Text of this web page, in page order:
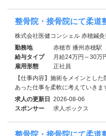
整骨院・接骨院にて柔道
株式会社医健コンシェル 赤穂鍼
勤務地
赤穂市 播州赤穂駅
給与タイプ
月給24万円～30万
雇用形態
正社員
【仕事内容】施術をメインとし
あった仕事を柔軟に考えていきま
求人の更新日 2026-08-06
スポンサー
求人ボックス
整骨院・接骨院にて柔道